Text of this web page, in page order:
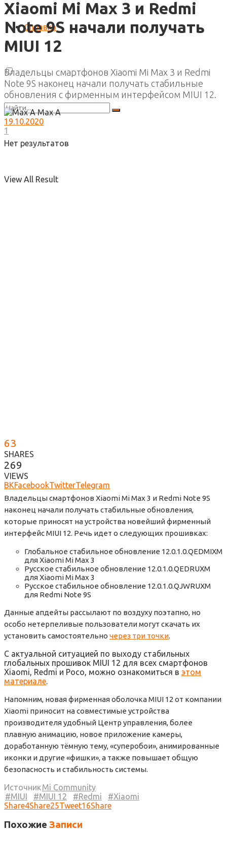
Справка
Нет результатов
View All Result
Xiaomi Mi Max 3 и Redmi
Note 9S начали получать
MIUI 12
Владельцы смартфонов Xiaomi Mi Max 3 и Redmi
Note 9S наконец начали получать стабильные
обновления с фирменным интерфейсом MIUI 12.
Max A
19.10.2020
1
63
SHARES
269
VIEWS
ВКFacebookTwitterTelegram
Владельцы смартфонов Xiaomi Mi Max 3 и Redmi Note 9S
наконец начали получать стабильные обновления,
которые приносят на устройства новейший фирменный
интерфейс MIUI 12. Речь идет о следующих прошивках:
Глобальное стабильное обновление 12.0.1.0.QEDMIXM
для Xiaomi Mi Max 3
Русское стабильное обновление 12.0.1.0.QEDRUXM
для Xiaomi Mi Max 3
Русское стабильное обновление 12.0.1.0.QJWRUXM
для Redmi Note 9S
Данные апдейты рассылают по воздуху поэтапно, но
особо нетерпеливые пользователи могут скачать их
установить самостоятельно через три точки.
С актуальной ситуацией по выходу стабильных
глобальных прошивок MIUI 12 для всех смартфонов
Xiaomi, Redmi и Poco, можно ознакомиться в этом
материале.
Напомним, новая фирменная оболочка MIUI 12 от компании
Xiaomi приносит на совместимые устройства
производителя удобный Центр управления, более
плавную анимацию, новое приложение камеры,
доработанную тёмную тему, «суперобои», анимированные
иконки и другие «фишки», а также повышает общую
безопасность и стабильность системы.
ИсточникMi Community
MIUI
MIUI 12 Redmi
Xiaomi
Share4Share25Tweet16Share
Похожие Записи